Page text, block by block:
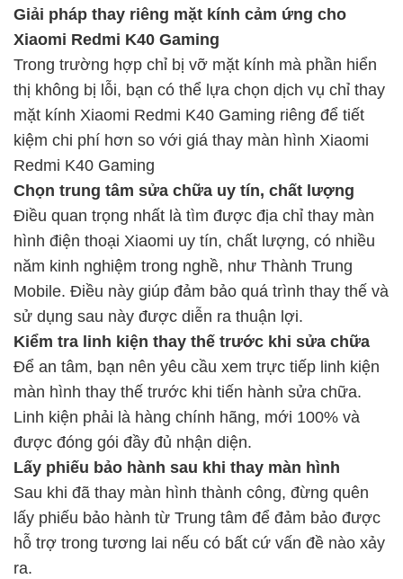
Giải pháp thay riêng mặt kính cảm ứng cho
Xiaomi Redmi K40 Gaming
Trong trường hợp chỉ bị vỡ mặt kính mà phần hiển
thị không bị lỗi, bạn có thể lựa chọn dịch vụ chỉ thay
mặt kính Xiaomi Redmi K40 Gaming riêng để tiết
kiệm chi phí hơn so với giá thay màn hình Xiaomi
Redmi K40 Gaming
Chọn trung tâm sửa chữa uy tín, chất lượng
Điều quan trọng nhất là tìm được địa chỉ thay màn
hình điện thoại Xiaomi uy tín, chất lượng, có nhiều
năm kinh nghiệm trong nghề, như Thành Trung
Mobile. Điều này giúp đảm bảo quá trình thay thế và
sử dụng sau này được diễn ra thuận lợi.
Kiểm tra linh kiện thay thế trước khi sửa chữa
Để an tâm, bạn nên yêu cầu xem trực tiếp linh kiện
màn hình thay thế trước khi tiến hành sửa chữa.
Linh kiện phải là hàng chính hãng, mới 100% và
được đóng gói đầy đủ nhận diện.
Lấy phiếu bảo hành sau khi thay màn hình
Sau khi đã thay màn hình thành công, đừng quên
lấy phiếu bảo hành từ Trung tâm để đảm bảo được
hỗ trợ trong tương lai nếu có bất cứ vấn đề nào xảy
ra.